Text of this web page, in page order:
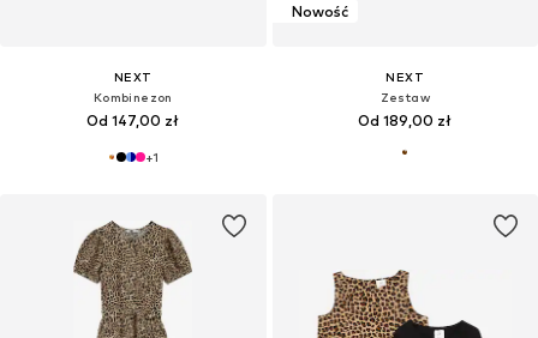
NEXT
Kombinezon
Od 147,00 zł
+1
Nowość
NEXT
Zestaw
Od 189,00 zł